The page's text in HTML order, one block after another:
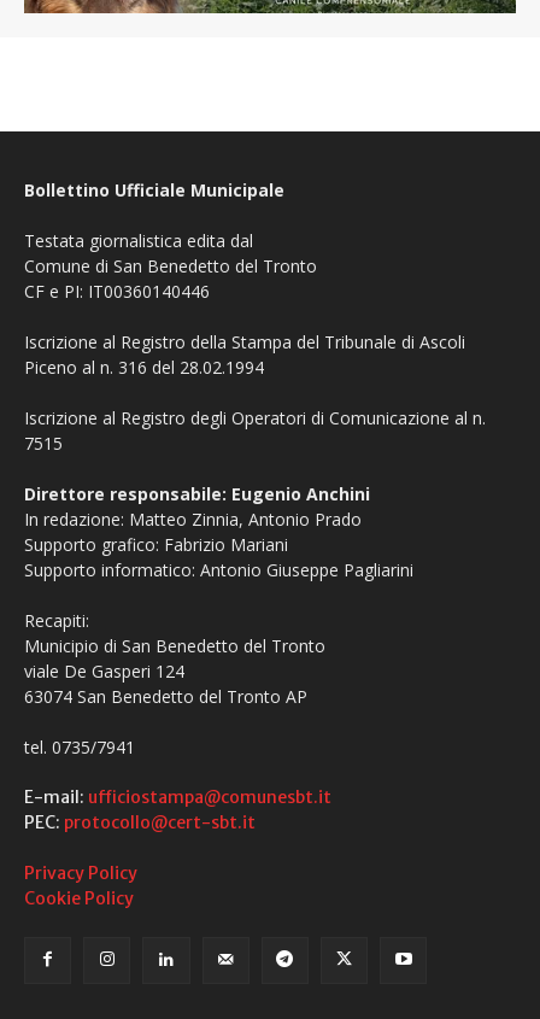
Bollettino Ufficiale Municipale
Testata giornalistica edita dal
Comune di San Benedetto del Tronto
CF e PI: IT00360140446
Iscrizione al Registro della Stampa del Tribunale di Ascoli
Piceno al n. 316 del 28.02.1994
Iscrizione al Registro degli Operatori di Comunicazione al n.
7515
Direttore responsabile: Eugenio Anchini
In redazione: Matteo Zinnia, Antonio Prado
Supporto grafico: Fabrizio Mariani
Supporto informatico: Antonio Giuseppe Pagliarini
Recapiti:
Municipio di San Benedetto del Tronto
viale De Gasperi 124
63074 San Benedetto del Tronto AP
tel. 0735/7941
E-mail: ufficiostampa@comunesbt.it
PEC: protocollo@cert-sbt.it
Privacy Policy
Cookie Policy